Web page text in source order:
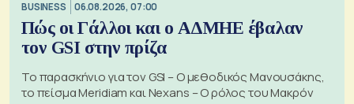
BUSINESS 06.08.2026, 07:00
Πώς οι Γάλλοι και ο ΑΔΜΗΕ έβαλαν
τον GSI στην πρίζα
Το παρασκήνιο για τον GSI – Ο μεθοδικός Μανουσάκης,
το πείσμα Meridiam και Nexans – Ο ρόλος του Μακρόν